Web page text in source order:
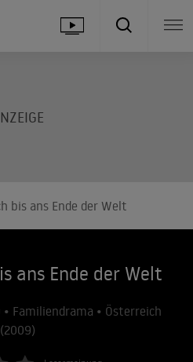
bis ans Ende der Welt
ans Ende der Welt
• Familiendrama • Österreich
(2009)